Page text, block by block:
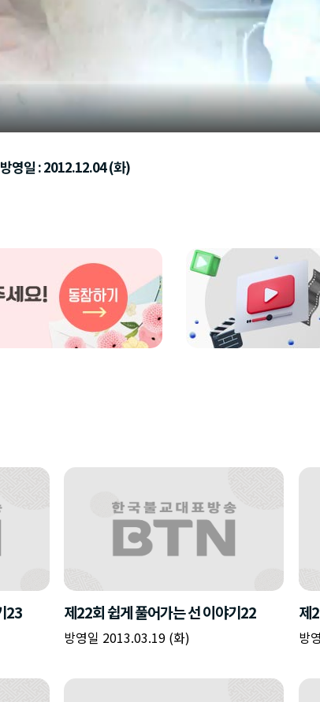
방영일 : 2012.12.04 (화)